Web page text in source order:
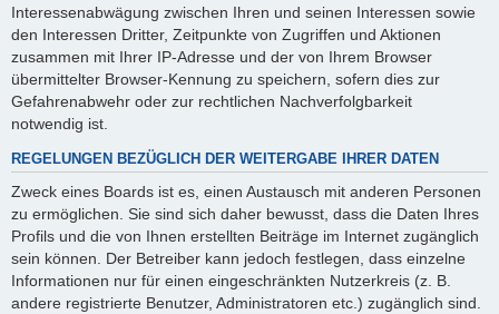
Interessenabwägung zwischen Ihren und seinen Interessen sowie
den Interessen Dritter, Zeitpunkte von Zugriffen und Aktionen
zusammen mit Ihrer IP-Adresse und der von Ihrem Browser
übermittelter Browser-Kennung zu speichern, sofern dies zur
Gefahrenabwehr oder zur rechtlichen Nachverfolgbarkeit
notwendig ist.
REGELUNGEN BEZÜGLICH DER WEITERGABE IHRER DATEN
Zweck eines Boards ist es, einen Austausch mit anderen Personen
zu ermöglichen. Sie sind sich daher bewusst, dass die Daten Ihres
Profils und die von Ihnen erstellten Beiträge im Internet zugänglich
sein können. Der Betreiber kann jedoch festlegen, dass einzelne
Informationen nur für einen eingeschränkten Nutzerkreis (z. B.
andere registrierte Benutzer, Administratoren etc.) zugänglich sind.